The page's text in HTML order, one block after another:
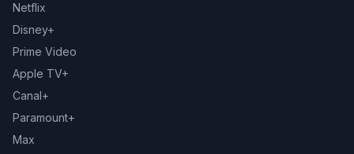
Netflix
Disney+
Prime Video
Apple TV+
Canal+
Paramount+
Max